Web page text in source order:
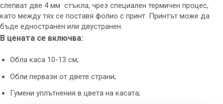
слепват две 4 мм стъкла, чрез специален термичен процес,
като между тях се поставя фолио с принт. Принтът може да
бъде едностранен или двустранен.
В цената се включва:
Обла каса 10-13 см;
Обли первази от двете страни;
Гумени уплътнения в цвета на касата;